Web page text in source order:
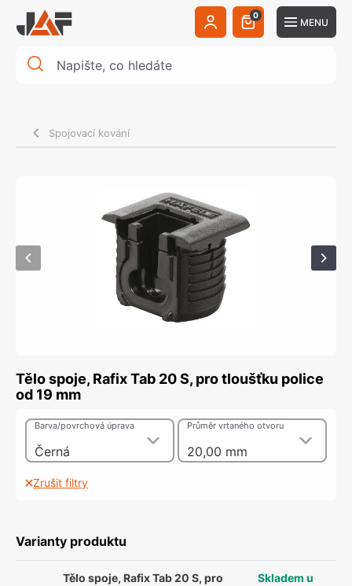
0
MENU
Spojovací kování
Tělo spoje, Rafix Tab 20 S, pro tloušťku police
od 19 mm
Černá
Barva/povrchová úprava
20,00 mm
Průměr vrtaného otvoru
Zrušit filtry
Varianty produktu
Tělo spoje, Rafix Tab 20 S, pro
Skladem u